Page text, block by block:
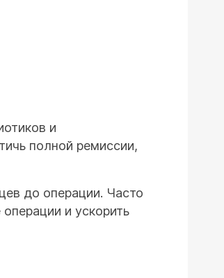
и
полной ремиссии,
до операции. Часто
и ускорить